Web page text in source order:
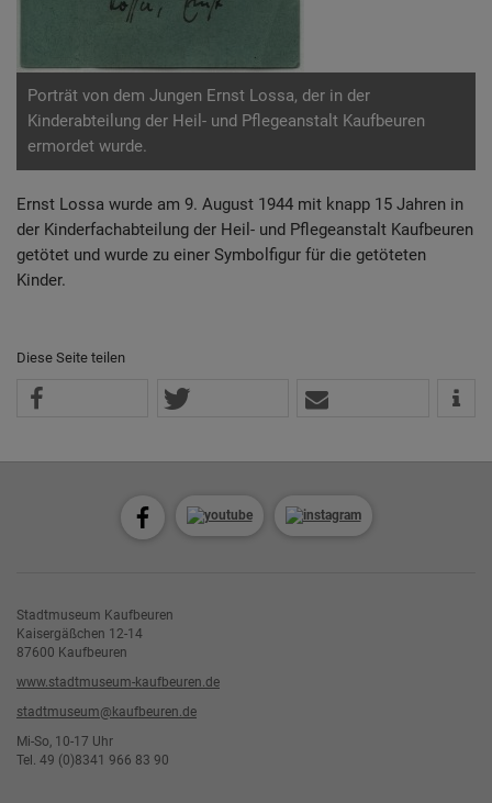
Porträt von dem Jungen Ernst Lossa, der in der
Kinderabteilung der Heil- und Pflegeanstalt Kaufbeuren
ermordet wurde.
Ernst Lossa wurde am 9. August 1944 mit knapp 15 Jahren in
der Kinderfachabteilung der Heil- und Pflegeanstalt Kaufbeuren
getötet und wurde zu einer Symbolfigur für die getöteten
Kinder.
Diese Seite teilen
Stadtmuseum Kaufbeuren
Kaisergäßchen 12-14
87600 Kaufbeuren
www.stadtmuseum-kaufbeuren.de
stadtmuseum@kaufbeuren.de
Mi-So, 10-17 Uhr
Tel. 49 (0)8341 966 83 90